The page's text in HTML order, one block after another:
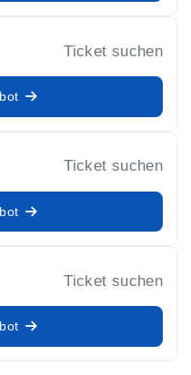
Ticket suchen
Ticket suchen
Ticket suchen